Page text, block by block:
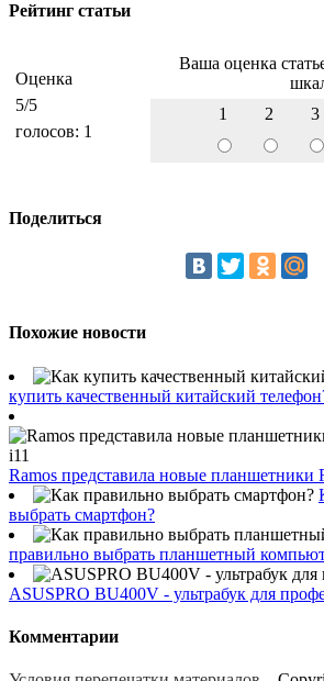
Рейтинг статьи
Оценка
5/5
голосов: 1
Ваша оценка
1
2 3
Поделиться
Похожие новости
купить качественный китайский
Ramos представила новые планшетники
выбрать смартфон?
правильно выбрать планшетный
ASUSPRO BU400V - ультрабук для
Комментарии